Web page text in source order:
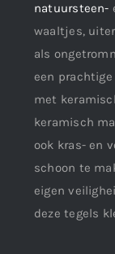
natuursteen-
waaltjes,
als
een
met
keramisch
ook kras- en
schoon te
eigen
deze tegels